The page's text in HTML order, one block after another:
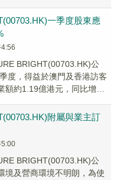
一季度股東應
BRIGHT(00703.HK)公
度，得益於澳門及香港訪客
額約1.19億港元，同比增長
附屬與業主訂
BRIGHT(00703.HK)公
境及營商環境不明朗，為使